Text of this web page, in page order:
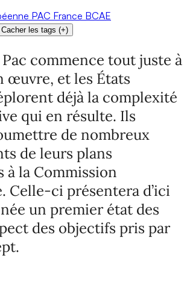
PAC France BCAE
Cacher les tags (+)
commence tout juste à
œuvre, et les États
déjà la complexité
qui en résulte. Ils
de nombreux
de leurs plans
à la Commission
Celle-ci présentera d’ici
un premier état des
des objectifs pris par